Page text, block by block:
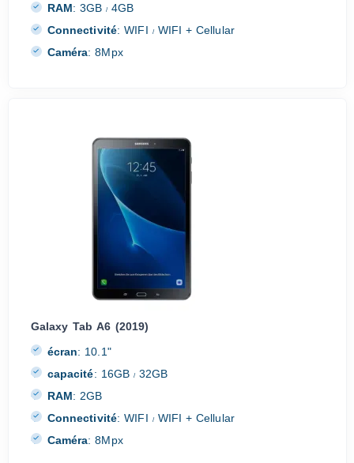
RAM: 3GB/ 4GB
Connectivité: WIFI /WIFI + Cellular
Caméra: 8Mpx
Galaxy Tab A6 (2019)
écran: 10.1"
capacité: 16GB/ 32GB
RAM: 2GB
Connectivité: WIFI /WIFI + Cellular
Caméra: 8Mpx